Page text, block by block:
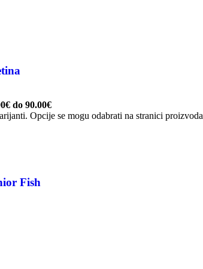
do 90.00€
Opcije se mogu odabrati na stranici proizvoda
Fish